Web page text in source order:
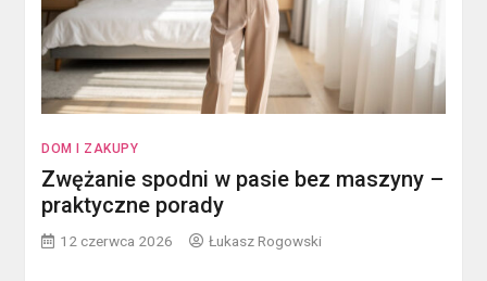
DOM I ZAKUPY
Zwężanie spodni w pasie bez maszyny –
praktyczne porady
12 czerwca 2026 Łukasz Rogowski